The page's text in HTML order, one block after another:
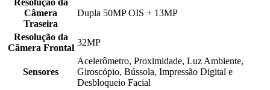
Resolução da
Câmera
Traseira
Dupla 50MP OIS + 13MP
Resolução da
Câmera Frontal
32MP
Sensores
Acelerômetro, Proximidade, Luz Ambiente,
Giroscópio, Bússola, Impressão Digital e
Desbloqueio Facial